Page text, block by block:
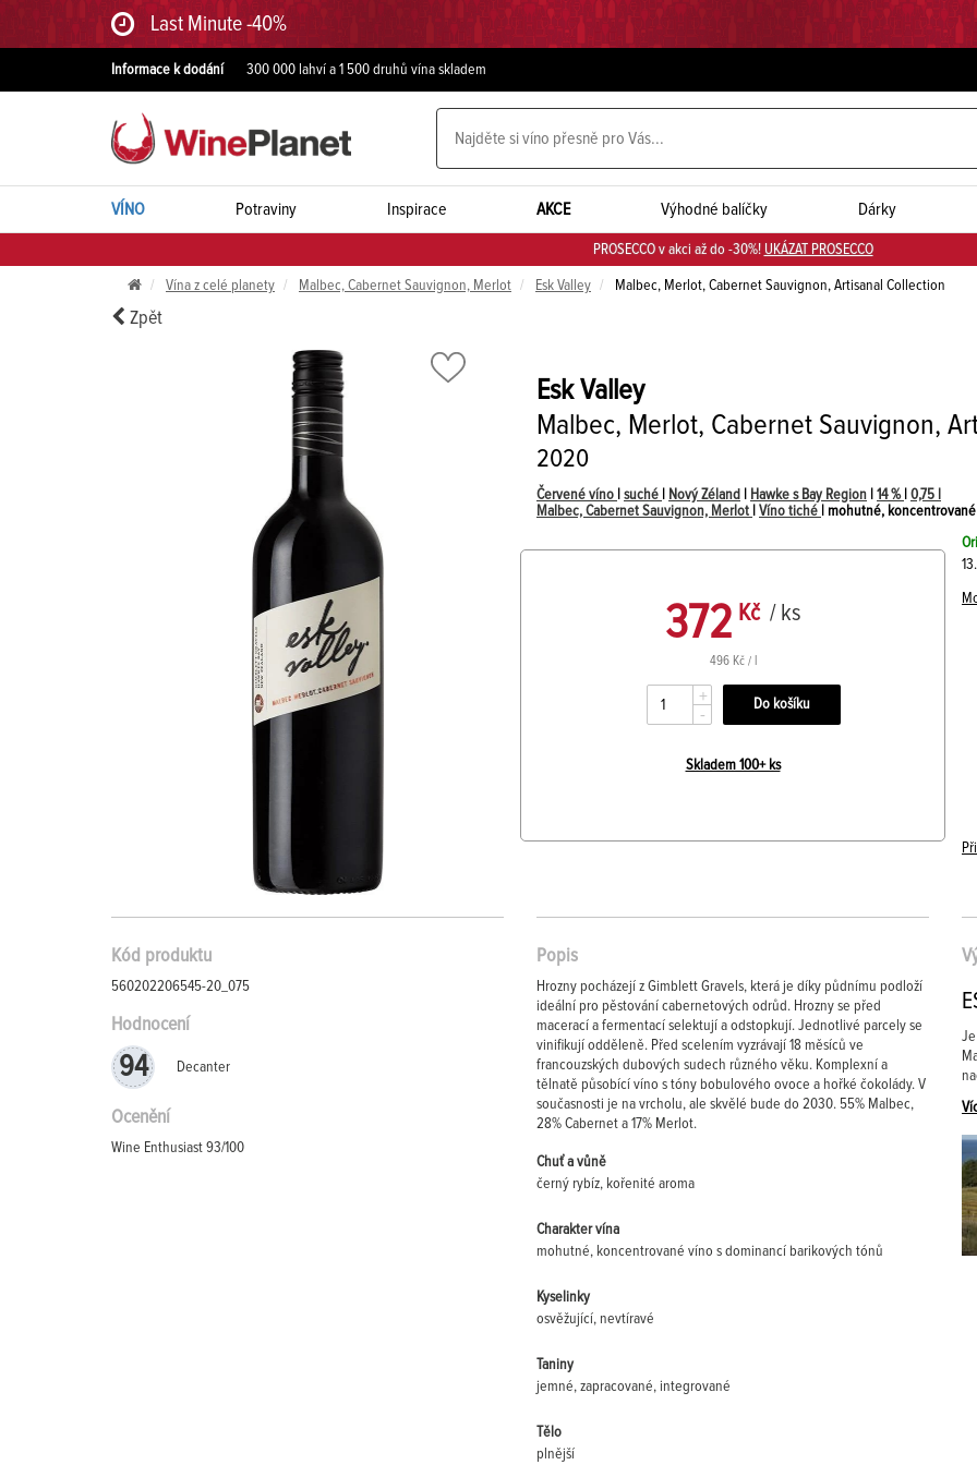
Last Minute -40%
Informace k dodání 300 000 lahví a 1 500 druhů vína skladem
VÍNO Potraviny Inspirace AKCE Výhodné balíčky Dárky
PROSECCO v akci až do -30%! UKÁZAT PROSECCO
Vína z celé planety Malbec, Cabernet Sauvignon, Merlot Esk Valley Malbec, Merlot, Cabernet Sauvignon, Artisanal Collection
Zpět
Esk Valley
Malbec, Merlot, Cabernet Sauvignon,
2020
Červené víno suché Nový Zéland Hawke s Bay Region 14 % 0,75 l
Malbec, Cabernet Sauvignon, Merlot
Víno tiché | mohutné,
372 Kč / ks
496 Kč / l
+
-
Skladem 100+ ks
Kód produktu
560202206545-20_075
Hodnocení
94 Decanter
Ocenění
Wine Enthusiast 93/100
Popis
Hrozny pocházejí z Gimblett Gravels, která je díky půdnímu podloží
ideální pro pěstování cabernetových odrůd. Hrozny se před
macerací a fermentací selektují a odstopkují. Jednotlivé parcely se
vinifikují odděleně. Před scelením vyzrávají 18 měsíců ve
francouzských dubových sudech různého věku. Komplexní a
tělnatě působící víno s tóny bobulového ovoce a hořké čokolády. V
současnosti je na vrcholu, ale skvělé bude do 2030. 55% Malbec,
28% Cabernet a 17% Merlot.
Chuť a vůně
černý rybíz, kořenité aroma
Charakter vína
mohutné, koncentrované víno s dominancí barikových tónů
Kyselinky
osvěžující, nevtíravé
Taniny
jemné, zapracované, integrované
Tělo
plnější